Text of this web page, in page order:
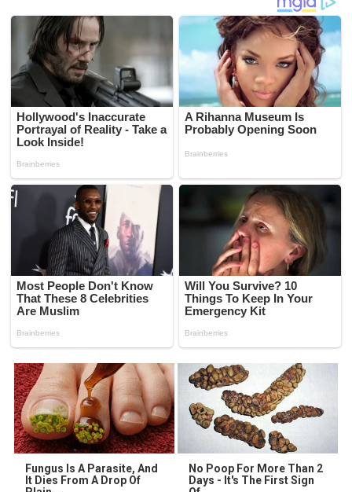
Fungus Is A Parasite, And
It Dies From A Drop Of
No Poop For More Than 2
Days - It's The First Sign